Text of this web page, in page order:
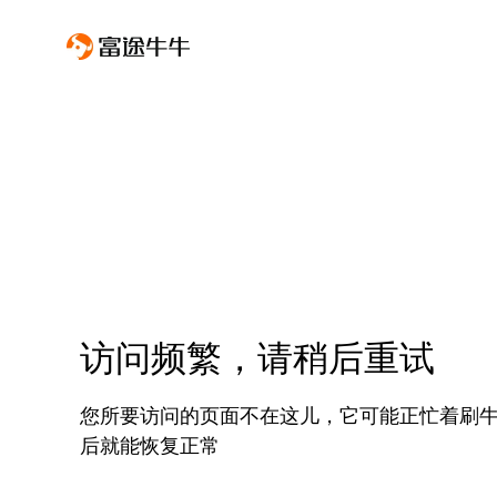
访问频繁，请稍后重试
您所要访问的页面不在这儿，它可能正忙着刷
后就能恢复正常